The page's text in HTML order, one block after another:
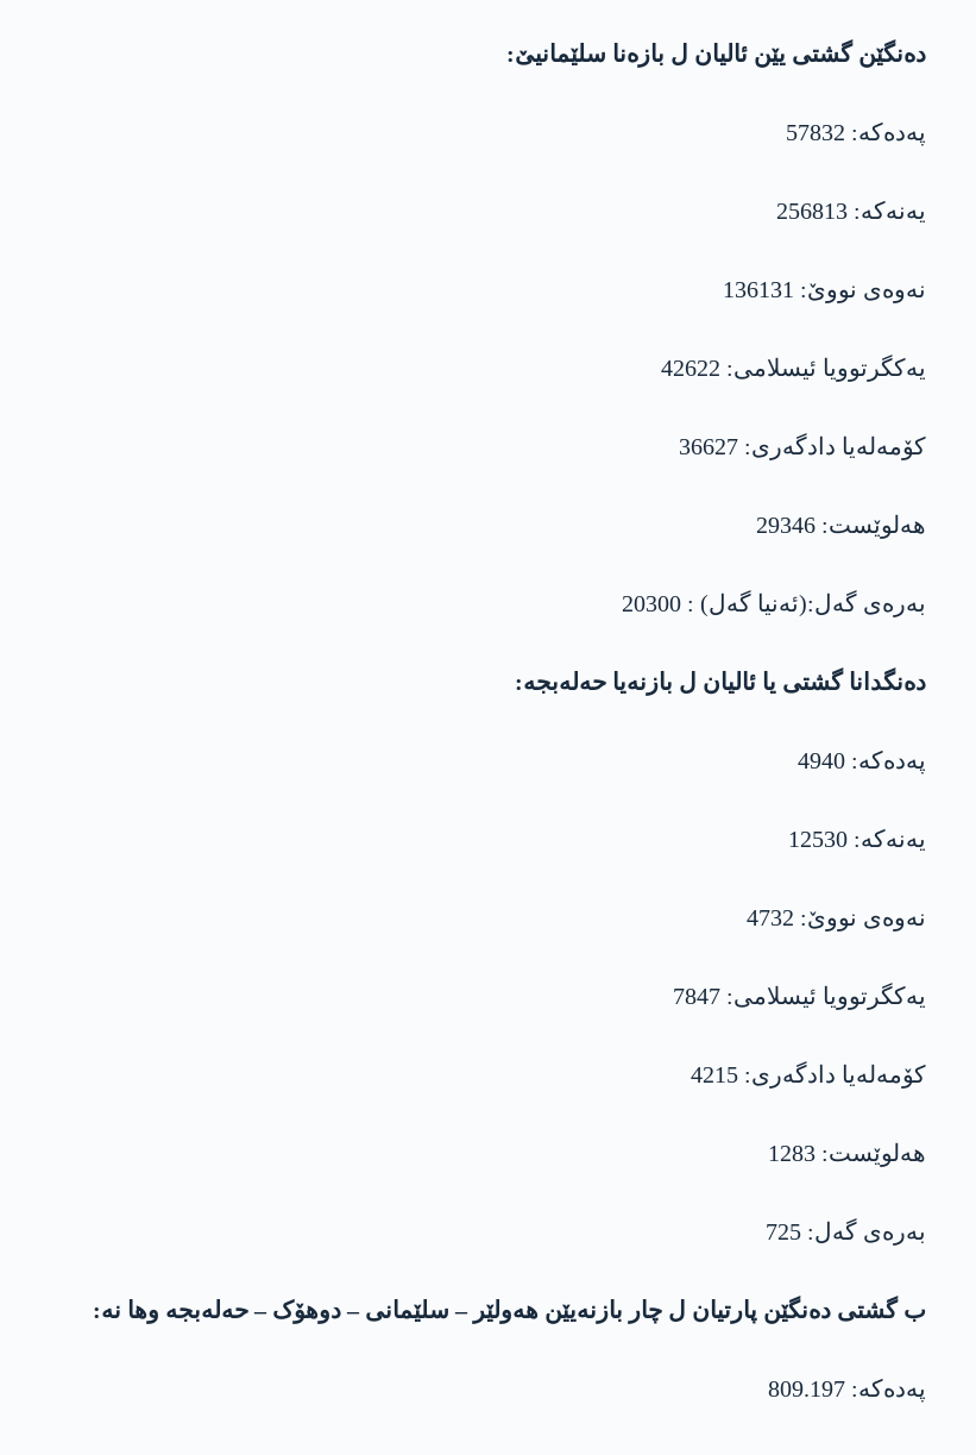
دەنگێن گشتی یێن ئالیان ل بازەنا سلێمانیێ:
پەدەکە: 57832
یەنەکە: 256813
نەوەی نووێ: 136131
یەکگرتوویا ئیسلامی: 42622
کۆمەلەیا دادگەری: 36627
ھەلوێست: 29346
بەرەی گەل:(ئەنیا گەل) : 20300
دەنگدانا گشتی یا ئالیان ل بازنەیا حەلەبجە:
پەدەکە: 4940
یەنەکە: 12530
نەوەی نووێ: 4732
یەکگرتوویا ئیسلامی: 7847
کۆمەلەیا دادگەری: 4215
ھەلوێست: 1283
بەرەی گەل: 725
ب گشتی دەنگێن پارتیان ل چار بازنەیێن ھەولێر – سلێمانی – دوھۆک – حەلەبجە وھا نە:
پەدەکە: 809.197